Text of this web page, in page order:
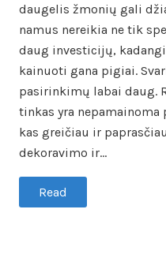
daugelis žmonių gali
namus nereikia ne tik
daug investicijų,
kainuoti gana pigiai.
pasirinkimų labai daug.
tinkas yra
kas greičiau ir
dekoravimo ir…
Read